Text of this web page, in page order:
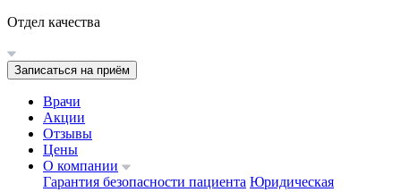
Отдел качества
Записаться на приём
Врачи
Акции
Отзывы
Цены
О компании
Гарантия безопасности пациента Юридическая